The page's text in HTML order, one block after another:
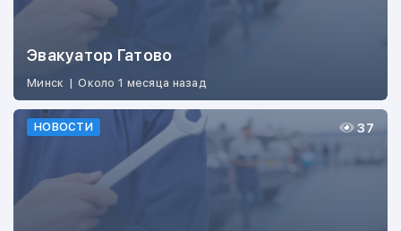
Эвакуатор Гатово
Минск | Около 1 месяца назад
НОВОСТИ 37